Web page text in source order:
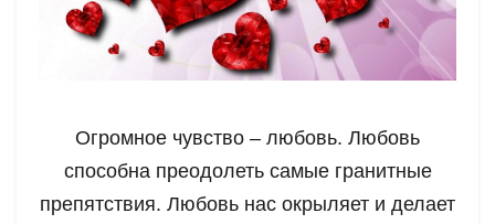
Огромное чувство – любовь. Любовь
способна преодолеть самые гранитные
препятствия. Любовь нас окрыляет и делает